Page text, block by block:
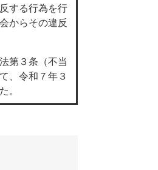
する行為を行
からその違反
第３条（不当
、令和７年３
。